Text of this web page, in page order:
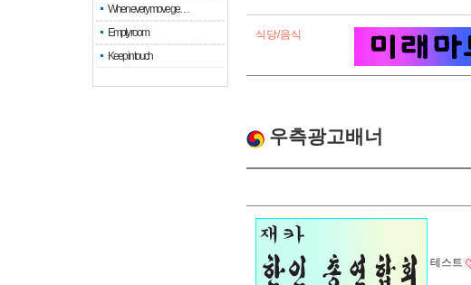
When every move ge…
Empty room
Keep in touch
식당/음식
우측광고배너
테스트